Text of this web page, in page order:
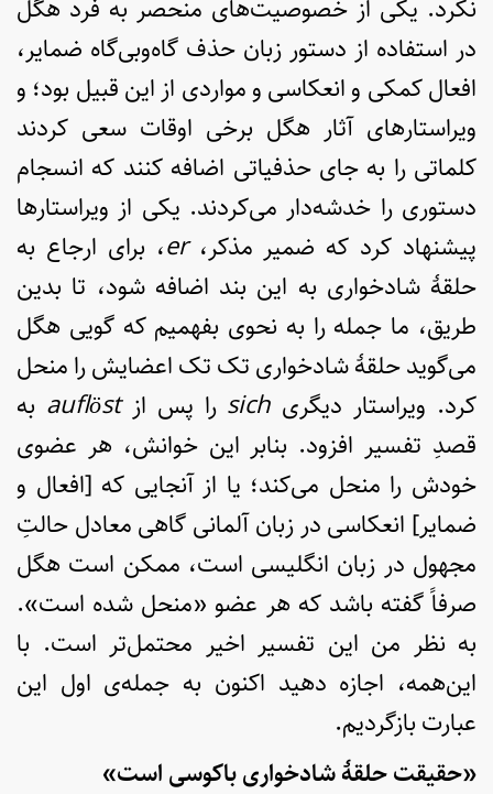
نکرد. یکی از خصوصیت‌های منحصر به فرد هگل
در استفاده از دستور زبان حذف گاه‌وبی‌گاه ضمایر،‌
افعال کمکی و انعکاسی و مواردی از این قبیل بود؛ و
ویراستارهای آثار هگل برخی اوقات سعی کردند
کلماتی را به جای حذفیاتی اضافه کنند که انسجام
دستوری را خدشه‌دار می‌کردند. یکی از ویراستارها
پیشنهاد کرد که ضمیر مذکر،er، برای ارجاع به
حلقۀ شادخواری به این بند اضافه شود، تا بدین
طریق، ما جمله را به نحوی بفهمیم که گویی هگل
می‌گوید حلقۀ شادخواری تک تک اعضایش را منحل
کرد. ویراستار دیگری sich را پس از auflöst
به
قصدِ تفسیر افزود. بنابر این خوانش، هر عضوی
خودش را منحل می‌کند؛ یا از آنجایی که [افعال و
ضمایر] انعکاسی در زبان آلمانی گاهی معادل حالتِ
مجهول در زبان انگلیسی است، ممکن است هگل
صرفاً گفته باشد که هر عضو «منحل شده است».
به نظر من این تفسیر اخیر محتمل‌تر است. با
این‌همه، اجازه دهید اکنون به جمله‌ی اول این
عبارت بازگردیم.
«حقیقت حلقۀ شادخواری باکوسی‌ است»